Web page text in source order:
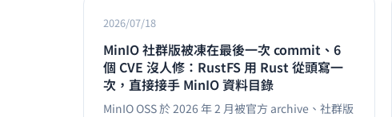
2026/07/18
MinIO 社群版被凍在最後一次 commit、6
個 CVE 沒人修：RustFS 用 Rust 從頭寫一
次，直接接手 MinIO 資料目錄
MinIO OSS 於 2026 年 2 月被官方 archive、社群版